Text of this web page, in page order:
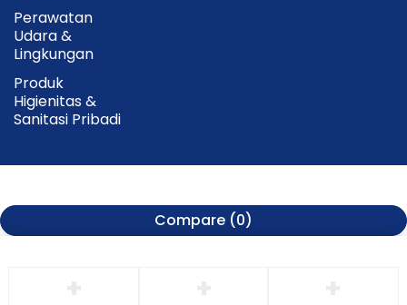
Perawatan
Udara &
Lingkungan
Produk
Higienitas &
Sanitasi Pribadi
Compare (0)